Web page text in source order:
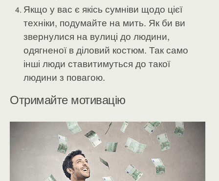
Якщо у вас є якісь сумніви щодо цієї
техніки, подумайте на мить. Як би ви
звернулися на вулиці до людини,
одягненої в діловий костюм. Так само
інші люди ставитимуться до такої
людини з повагою.
Отримайте мотивацію